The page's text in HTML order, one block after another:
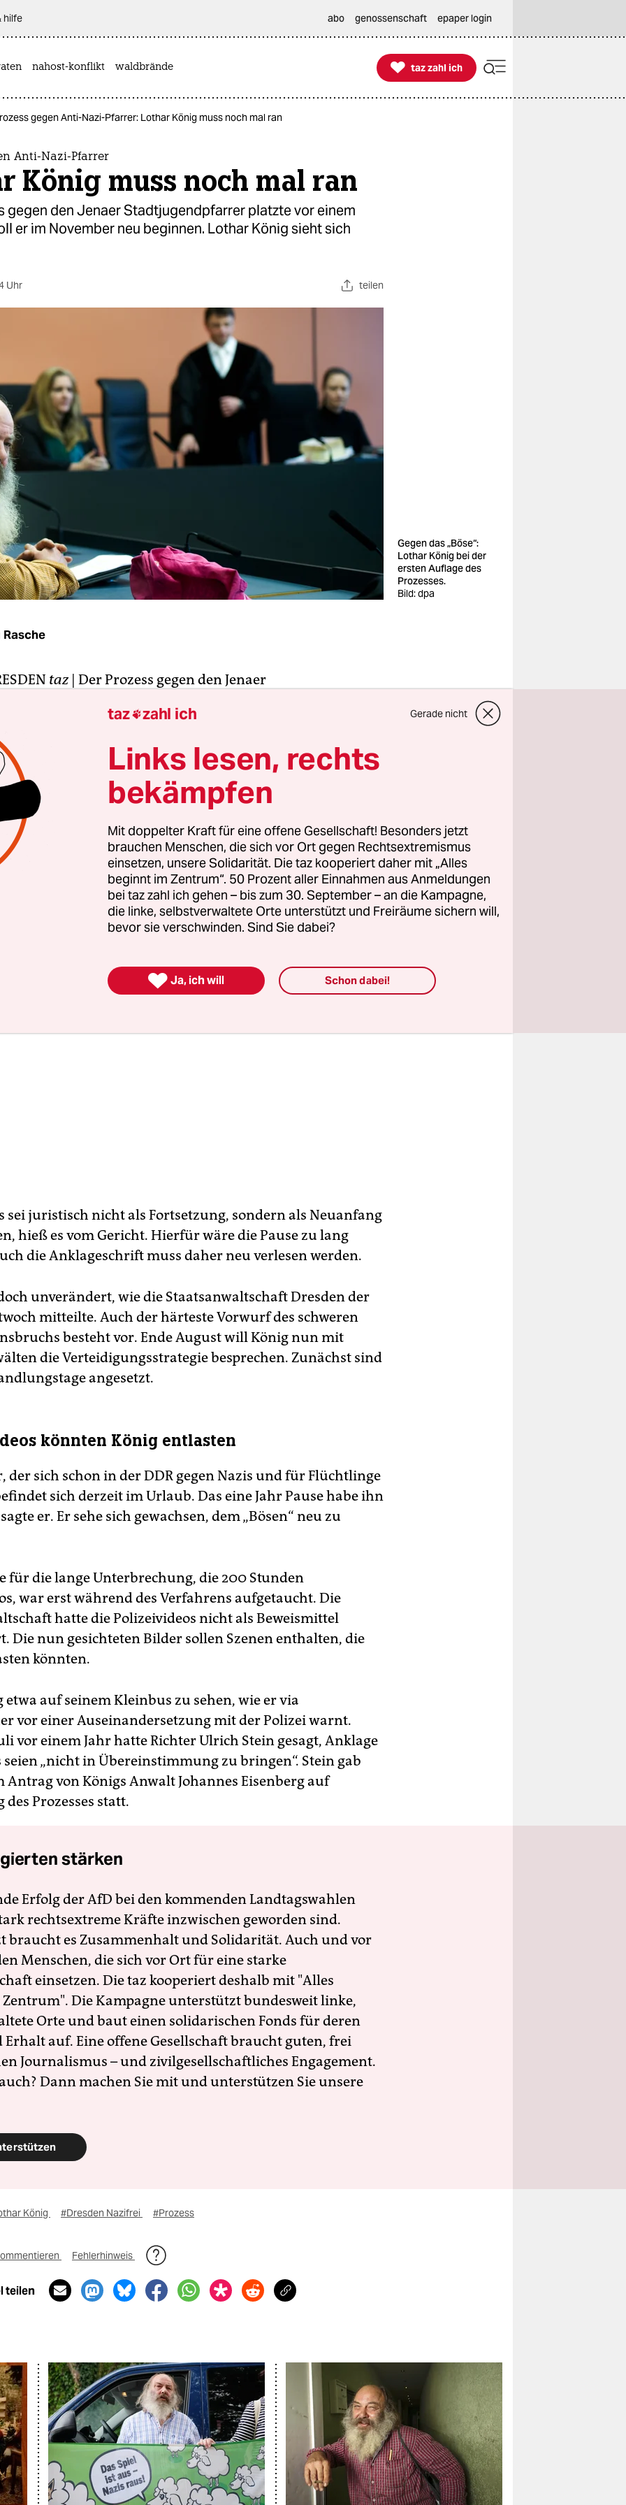
hilfe abo genossenschaft epaper login
nahost-konflikt waldbrände 
taz zahl ich
taz zahl ich
gegen Anti-Nazi-Pfarrer: Lothar König muss noch mal ran
Anti-Nazi-Pfarrer
König muss noch mal ran
gegen den Jenaer Stadtjugendpfarrer platzte vor einem
er im November neu beginnen. Lothar König sieht sich
Uhr teilen
Gegen das „Böse“:
Lothar König bei der
ersten Auflage des
Prozesses.
Bild: dpa
Rasche
taz | Der Prozess gegen den Jenaer
begonnen. Der Auftakt ist für den 10. November
eine Gerichtssprecherin der taz.
wirft König vor, am 19. Februar 2011 bei einer
gegen einen Neonaziaufmarsch in Dresden zu Gewalt
aufgerufen zu haben. Auch soll er einen Steinewerfer
geschützt haben. Das Amtsgericht Dresden hatte
im letzten Jahr einen Prozess begonnen – der aber im
war. Zuvor war ungesichtetes Videomaterial der
rund 200 Stunden lang, das ausgewertet werden
sei juristisch nicht als Fortsetzung, sondern als Neuanfang
hieß es vom Gericht. Hierfür wäre die Pause zu lang
die Anklageschrift muss daher neu verlesen werden.
unverändert, wie die Staatsanwaltschaft Dresden der
mitteilte. Auch der härteste Vorwurf des schweren
besteht vor. Ende August will König nun mit
die Verteidigungsstrategie besprechen. Zunächst sind
angesetzt.
könnten König entlasten
der sich schon in der DDR gegen Nazis und für Flüchtlinge
sich derzeit im Urlaub. Das eine Jahr Pause habe ihn
er. Er sehe sich gewachsen, dem „Bösen“ neu zu
für die lange Unterbrechung, die 200 Stunden
war erst während des Verfahrens aufgetaucht. Die
hatte die Polizeivideos nicht als Beweismittel
Die nun gesichteten Bilder sollen Szenen enthalten, die
könnten.
etwa auf seinem Kleinbus zu sehen, wie er via
vor einer Auseinandersetzung mit der Polizei warnt.
vor einem Jahr hatte Richter Ulrich Stein gesagt, Anklage
seien „nicht in Übereinstimmung zu bringen“. Stein gab
Antrag von Königs Anwalt Johannes Eisenberg auf
des Prozesses statt.
stärken
Erfolg der AfD bei den kommenden Landtagswahlen
rechtsextreme Kräfte inzwischen geworden sind.
braucht es Zusammenhalt und Solidarität. Auch und vor
Menschen, die sich vor Ort für eine starke
einsetzen. Die taz kooperiert deshalb mit "Alles
Die Kampagne unterstützt bundesweit linke,
Orte und baut einen solidarischen Fonds für deren
Erhalt auf. Eine offene Gesellschaft braucht guten, frei
Journalismus – und zivilgesellschaftliches Engagement.
Dann machen Sie mit und unterstützen Sie unsere
König #Dresden Nazifrei #Prozess
Fehlerhinweis
teilen
taz zahl ich Gerade nicht
Links lesen, rechts
bekämpfen
Mit doppelter Kraft für eine offene Gesellschaft! Besonders jetzt
brauchen Menschen, die sich vor Ort gegen Rechtsextremismus
einsetzen, unsere Solidarität. Die taz kooperiert daher mit „Alles
beginnt im Zentrum“. 50 Prozent aller Einnahmen aus Anmeldungen
bei taz zahl ich gehen – bis zum 30. September – an die Kampagne,
die linke, selbstverwaltete Orte unterstützt und Freiräume sichern will,
bevor sie verschwinden. Sind Sie dabei?
 Ja, ich will Schon dabei!